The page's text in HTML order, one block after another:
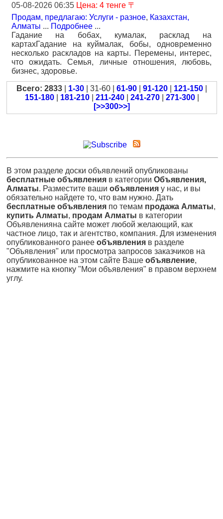
05-08-2026 06:35 Цена: 4 тенге 〒
Продам, предлагаю: Услуги - разное, Казахстан,
Алматы ... Подробнее ...
Гадание на бобах, кумалак, расклад на
картахГадание на куймалак, бобы, одновременно
несколько раскладов на карты. Перемены, интерес,
что ожидать. Семья, личные отношения, любовь,
бизнес, здоровье.
Всего: 2833 1-30 | 31-60 | 61-90 91-120 121-150
151-180| 181-210| 211-240| 241-270| 271-300|
[>>300>>]
В этом разделе доски объявлений опубликованы
бесплатные объявления в категории Объявления,
Алматы. Разместите ваши объявления у нас, и вы
обязательно найдете то, что вам нужно. Дать
бесплатные объявления по темам продажа Алматы,
купить Алматы, продам Алматы в категории
Объявленияна сайте может любой желающий, как
частное лицо, так и агентство, компания. Для изменения
опубликованного ранее объявления в разделе
"Объявления" или просмотра запросов заказчиков на
опубликованное на этом сайте Ваше объявление,
нажмите на кнопку "Мои объявления" в правом верхнем
углу.